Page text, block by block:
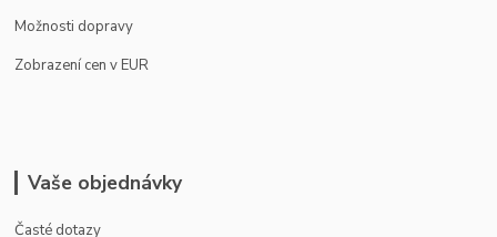
Možnosti dopravy
Zobrazení cen v EUR
Vaše objednávky
Časté dotazy